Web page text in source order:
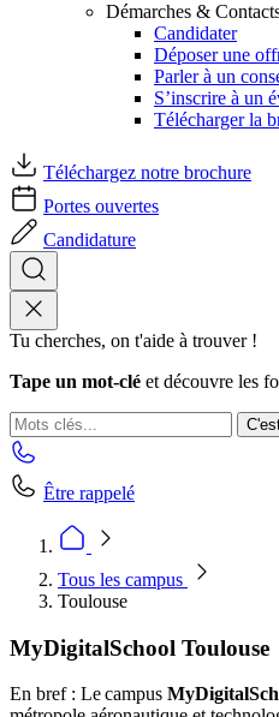
Démarches &
Candidater
Déposer une
Parler à un
S’inscrire à un
Télécharger la
Téléchargez notre brochure
Portes ouvertes
Candidature
Tu cherches, on t'aide à trouver !
Tape un mot-clé et découvre les
Être rappelé
Tous les campus
Toulouse
MyDigitalSchool Toulouse
En bref : Le campus